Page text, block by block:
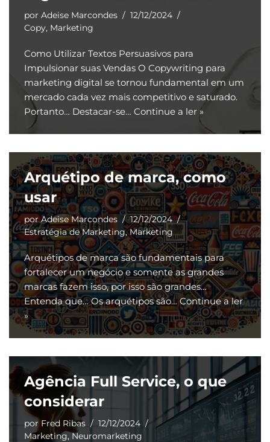
por Adeise Marcondes
12/12/2024
Copy, Marketing
Como Utilizar Textos Persuasivos para
Impulsionar suas Vendas O Copywriting para
marketing digital se tornou fundamental em um
mercado cada vez mais competitivo e saturado.
Portanto… Destacar-se… Continue a ler »
Arquétipo de marca, como
usar
porAdeise Marcondes
12/12/2024
Estratégia de Marketing,Marketing
Arquétipos de marca são fundamentais para
fortalecer um negócio e somente as grandes
marcas fazem isso, por isso são grandes…
Entenda que… Os arquétipos são…Continue a ler
»
Agência Full Service, o que
considerar
por Fred Ribas
12/12/2024
Marketing, Neuromarketing